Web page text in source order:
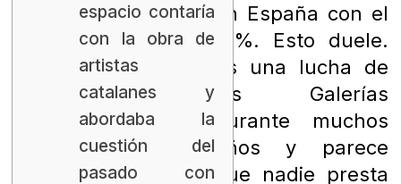
espacio contaría
con la obra de
artistas
catalanes y
abordaba la
cuestión del
pasado con
en España con el
21%. Esto duele.
Es una lucha de
las Galerías
durante muchos
años y parece
que nadie presta